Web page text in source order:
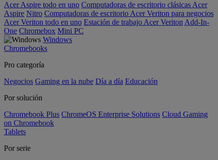
Acer Aspire todo en uno Computadoras de escritorio clásicas Acer
Aspire Nitro Computadoras de escritorio Acer Veriton para negocios
Acer Veriton todo en uno Estación de trabajo Acer Veriton Add-In-
One Chromebox Mini PC
Windows
Chromebooks
Pro categoría
Negocios Gaming en la nube Día a día Educación
Por solución
Chromebook Plus ChromeOS Enterprise Solutions Cloud Gaming
on Chromebook
Tablets
Por serie